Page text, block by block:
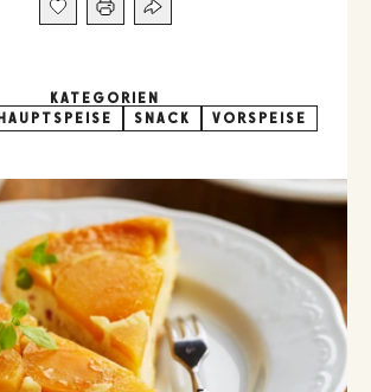
KATEGORIEN
HAUPTSPEISE SNACK VORSPEISE